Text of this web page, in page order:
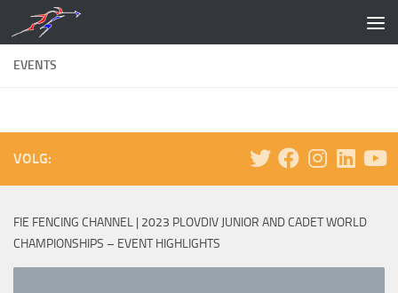
Doorgaan naar inhoud
EVENTS
VOLG:
FIE FENCING CHANNEL | 2023 PLOVDIV JUNIOR AND CADET WORLD
CHAMPIONSHIPS – EVENT HIGHLIGHTS